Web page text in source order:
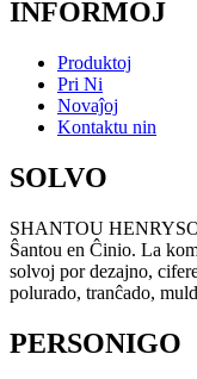
INFORMOJ
Produktoj
Pri Ni
Novaĵoj
Kontaktu nin
SOLVO
SHANTOU
Ŝantou en Ĉinio. La
solvoj por dezajno,
polurado, tranĉado,
PERSONIGO